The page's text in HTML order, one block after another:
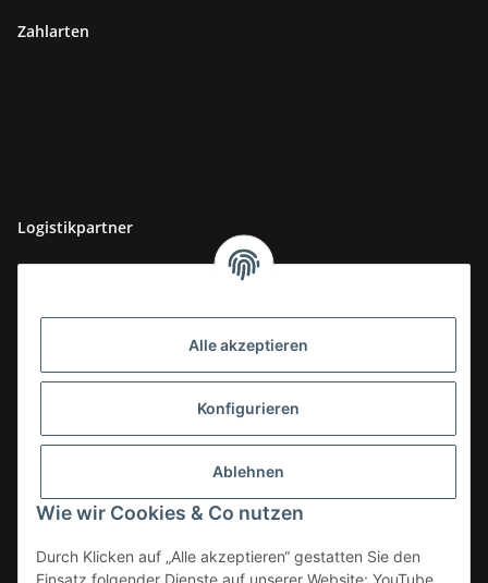
Alle akzeptieren
Konfigurieren
Ablehnen
Wie wir Cookies & Co nutzen
Durch Klicken auf „Alle akzeptieren“ gestatten Sie den
Einsatz folgender Dienste auf unserer Website: YouTube,
Zahlarten
Logistikpartner